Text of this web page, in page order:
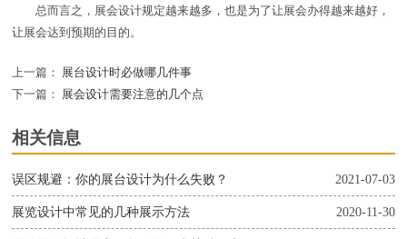
总而言之，展会设计规定越来越多，也是为了让展会办得越来越好，
让展会达到预期的目的。
上一篇：
展台设计时必做哪几件事
下一篇：
展会设计需要注意的几个点
相关信息
2021-07-03
误区规避：你的展台设计为什么失败？
2020-11-30
展览设计中常见的几种展示方法